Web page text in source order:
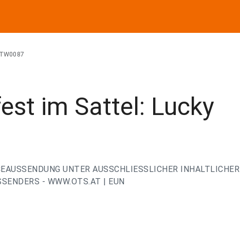
im Sattel: Lucky
UNTER AUSSCHLIESSLICHER INHALTLICHER
- WWW.OTS.AT | EUN